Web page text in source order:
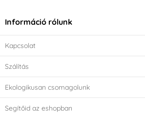
Információ rólunk
Kapcsolat
Szálítás
Ekologikusan csomagolunk
Segítőid az eshopban